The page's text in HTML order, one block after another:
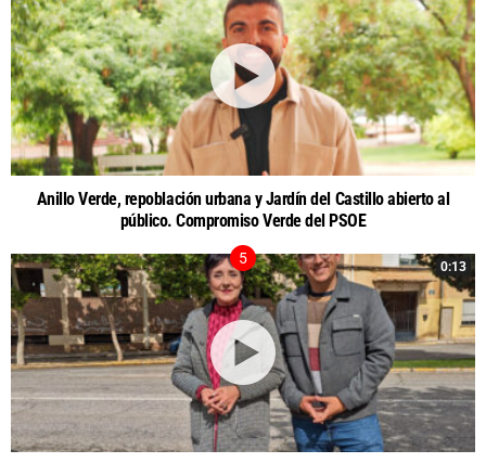
Anillo Verde, repoblación urbana y Jardín del Castillo abierto al
público. Compromiso Verde del PSOE
0:13